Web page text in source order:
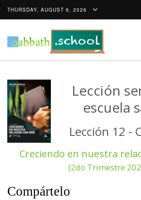
THURSDAY, AUGUST 6, 2026
Lección
escuela
Lección 12 -
Creciendo en nuestra
(2do Trimestre
Compártelo